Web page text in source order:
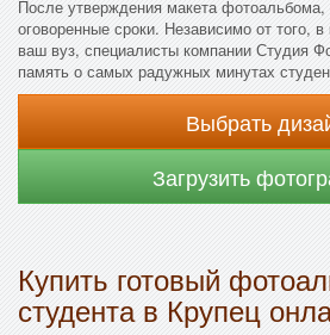
После утверждения макета фотоальбома,
оговоренные сроки. Независимо от того,
ваш вуз, специалисты компании Студия
память о самых радужных минутах
Выбрать
Загрузить
Купить готовый
студента в Крупец